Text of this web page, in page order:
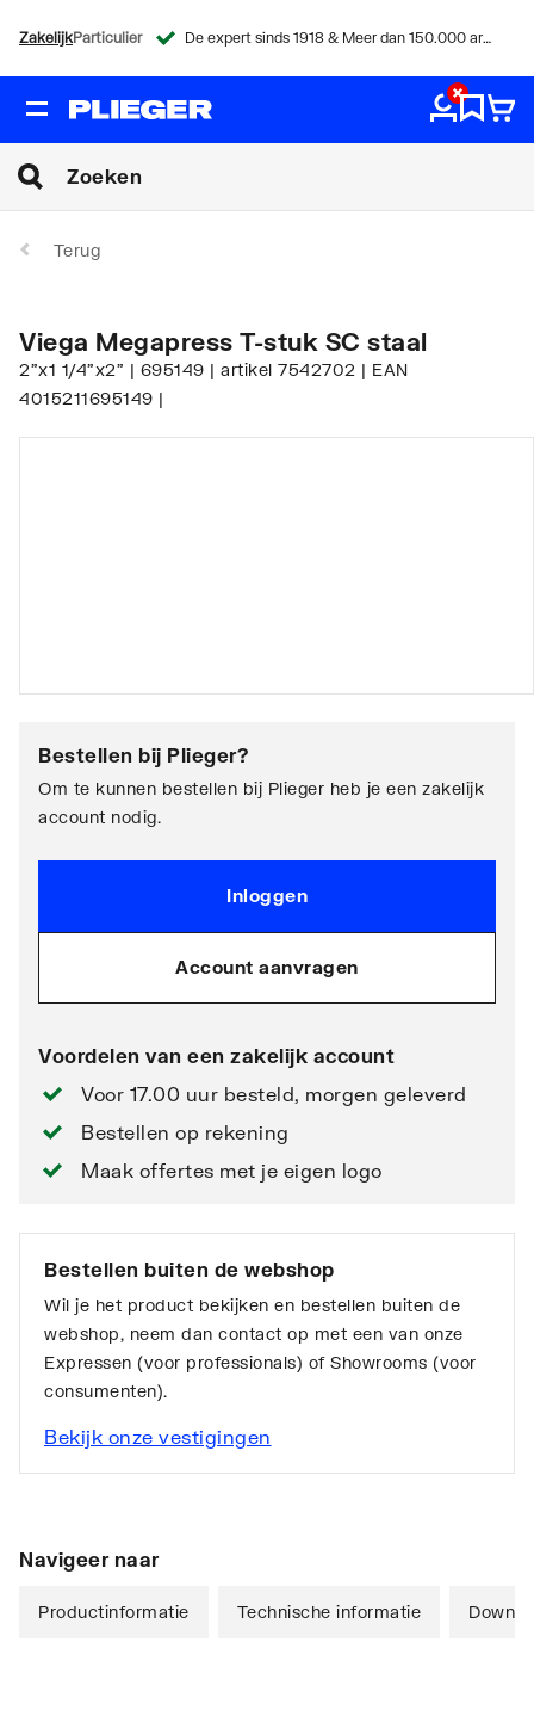
ZakelijkParticulier De expert sinds 1918 & Meer dan 150.000 artikelen
Terug
Viega Megapress T-stuk SC staal
2"x1 1/4"x2" | 695149 | artikel 7542702 | EAN
4015211695149 |
Bestellen bij Plieger?
Om te kunnen bestellen bij Plieger heb je een zakelijk
account nodig.
Inloggen
Account aanvragen
Voordelen van een zakelijk account
Voor 17.00 uur besteld, morgen geleverd
Bestellen op rekening
Maak offertes met je eigen logo
Bestellen buiten de webshop
Wil je het product bekijken en bestellen buiten de
webshop, neem dan contact op met een van onze
Expressen (voor professionals) of Showrooms (voor
consumenten).
Bekijk onze vestigingen
Navigeer naar
Productinformatie Technische informatie